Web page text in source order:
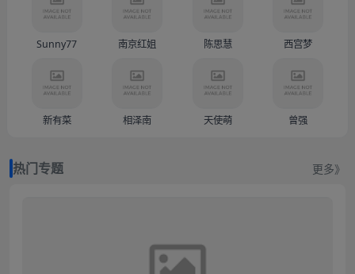
Sunny77 南京红姐 陈思慧 西宫梦
新有菜 相泽南 天使萌 曾强
热门专题 更多》